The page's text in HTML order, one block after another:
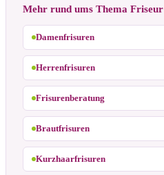
Mehr rund ums Thema Friseur
Damenfrisuren
Herrenfrisuren
Frisurenberatung
Brautfrisuren
Kurzhaarfrisuren